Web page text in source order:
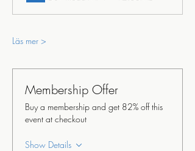
Läs mer >
Membership Offer
Buy a membership and get 82% off this
event at checkout
Show Details